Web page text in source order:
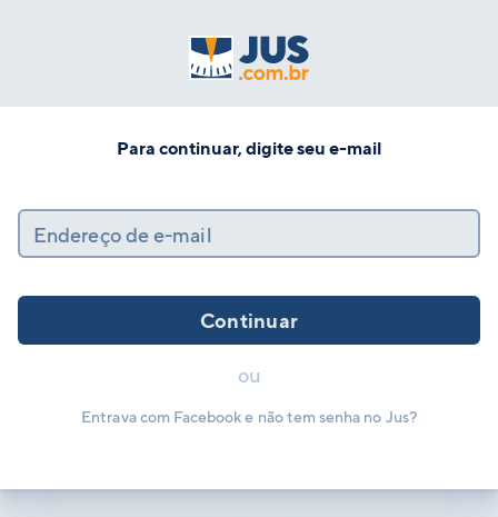
Para continuar, digite seu e-mail
Endereço de e-mail
Continuar
ou
Entrava com Facebook e não tem senha no Jus?